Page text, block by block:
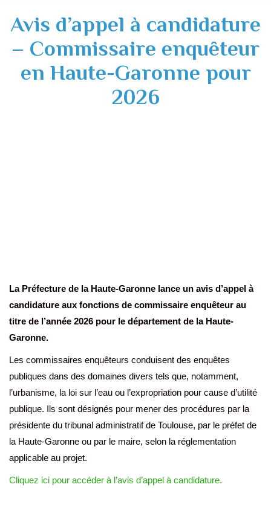
Avis d’appel à candidature
– Commissaire enquêteur
en Haute-Garonne pour
2026
La Préfecture de la Haute-Garonne lance un avis d’appel à
candidature aux fonctions de commissaire enquêteur au
titre de l’année 2026 pour le département de la Haute-
Garonne.
Les commissaires enquêteurs conduisent des enquêtes
publiques dans des domaines divers tels que, notamment,
l’urbanisme, la loi sur l’eau ou l’expropriation pour cause d’utilité
publique. Ils sont désignés pour mener des procédures par la
présidente du tribunal administratif de Toulouse, par le préfet de
la Haute-Garonne ou par le maire, selon la réglementation
applicable au projet.
Cliquez ici pour accéder à l’avis d’appel à candidature.